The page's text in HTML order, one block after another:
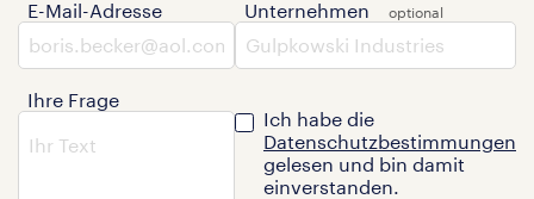
E-Mail-Adresse
Ihre Frage
Unternehmen
Ich habe die
Datenschutzbestimmungen
gelesen und bin damit
einverstanden.